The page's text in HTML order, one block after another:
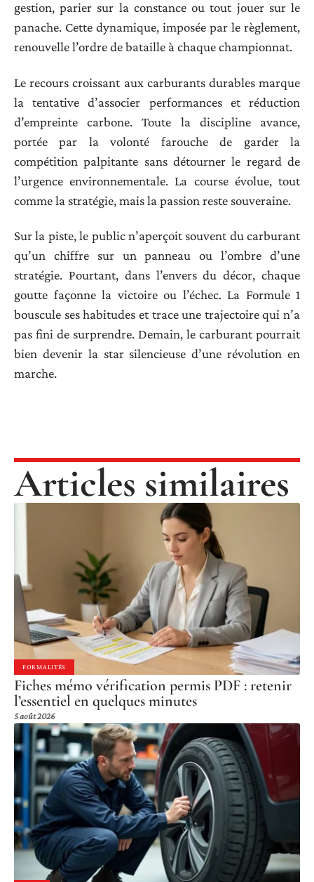
gestion, parier sur la constance ou tout jouer sur le
panache. Cette dynamique, imposée par le règlement,
renouvelle l’ordre de bataille à chaque championnat.
Le recours croissant aux carburants durables marque
la tentative d’associer performances et réduction
d’empreinte carbone. Toute la discipline avance,
portée par la volonté farouche de garder la
compétition palpitante sans détourner le regard de
l’urgence environnementale. La course évolue, tout
comme la stratégie, mais la passion reste souveraine.
Sur la piste, le public n’aperçoit souvent du carburant
qu’un chiffre sur un panneau ou l’ombre d’une
stratégie. Pourtant, dans l’envers du décor, chaque
goutte façonne la victoire ou l’échec. La Formule 1
bouscule ses habitudes et trace une trajectoire qui n’a
pas fini de surprendre. Demain, le carburant pourrait
bien devenir la star silencieuse d’une révolution en
marche.
Articles similaires
FORMALITÉS
Fiches mémo vérification permis PDF : retenir
l’essentiel en quelques minutes
5 août 2026